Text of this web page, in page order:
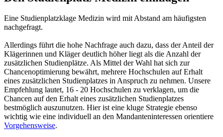
Eine Studienplatzklage Medizin wird mit Abstand am häufigsten
nachgefragt.
Allerdings führt die hohe Nachfrage auch dazu, dass der Anteil der
Klägerinnen und Kläger deutlich höher liegt als die Anzahl der
zusätzlichen Studienplätze. Als Mittel der Wahl hat sich zur
Chancenoptimierung bewährt, mehrere Hochschulen auf Erhalt
eines zusätzlichen Studienplatzes in Anspruch zu nehmen. Unsere
Empfehlung lautet, 16 - 20 Hochschulen zu verklagen, um die
Chancen auf den Erhalt eines zusätzlichen Studienplatzes
bestmöglich auszunutzen. Hier ist eine kluge Strategie ebenso
wichtig wie eine individuell an den Mandanteninteressen orientiere
Vorgehensweise.